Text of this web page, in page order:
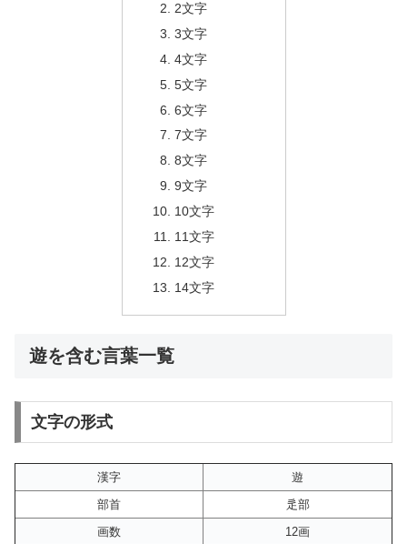
2文字
3文字
4文字
5文字
6文字
7文字
8文字
9文字
10文字
11文字
12文字
14文字
遊を含む言葉一覧
文字の形式
漢字
遊
部首
辵部
画数
12画